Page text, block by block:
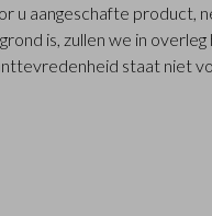
u aangeschafte product,
is, zullen we in
staat niet